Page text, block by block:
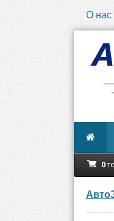
О нас
0